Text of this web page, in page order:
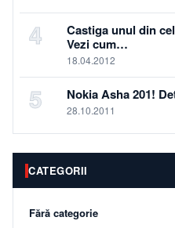
4
Castiga unul din
Vezi cum…
18.04.2012
5 Nokia Asha 201!
28.10.2011
CATEGORII
Fără categorie